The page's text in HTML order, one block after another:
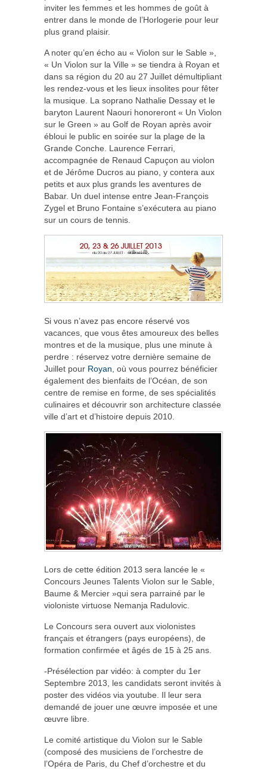
inviter les femmes et les hommes de goût à
entrer dans le monde de l’Horlogerie pour leur
plus grand plaisir.
A noter qu’en écho au « Violon sur le Sable »,
« Un Violon sur la Ville » se tiendra à Royan et
dans sa région du 20 au 27 Juillet démultipliant
les rendez-vous et les lieux insolites pour fêter
la musique. La soprano Nathalie Dessay et le
baryton Laurent Naouri honoreront « Un Violon
sur le Green » au Golf de Royan après avoir
ébloui le public en soirée sur la plage de la
Grande Conche. Laurence Ferrari,
accompagnée de Renaud Capuçon au violon
et de Jérôme Ducros au piano, y contera aux
petits et aux plus grands les aventures de
Babar. Un duel intense entre Jean-François
Zygel et Bruno Fontaine s’exécutera au piano
sur un cours de tennis.
Si vous n’avez pas encore réservé vos
vacances, que vous êtes amoureux des belles
montres et de la musique, plus une minute à
perdre : réservez votre dernière semaine de
Juillet pour Royan, où vous pourrez bénéficier
également des bienfaits de l’Océan, de son
centre de remise en forme, de ses spécialités
culinaires et découvrir son architecture classée
ville d’art et d’histoire depuis 2010.
Lors de cette édition 2013 sera lancée le «
Concours Jeunes Talents Violon sur le Sable,
Baume & Mercier »qui sera parrainé par le
violoniste virtuose Nemanja Radulovic.
Le Concours sera ouvert aux violonistes
français et étrangers (pays européens), de
formation confirmée et âgés de 15 à 25 ans.
-Présélection par vidéo: à compter du 1er
Septembre 2013, les candidats seront invités à
poster des vidéos via youtube. Il leur sera
demandé de jouer une œuvre imposée et une
œuvre libre.
Le comité artistique du Violon sur le Sable
(composé des musiciens de l’orchestre de
l’Opéra de Paris, du Chef d’orchestre et du